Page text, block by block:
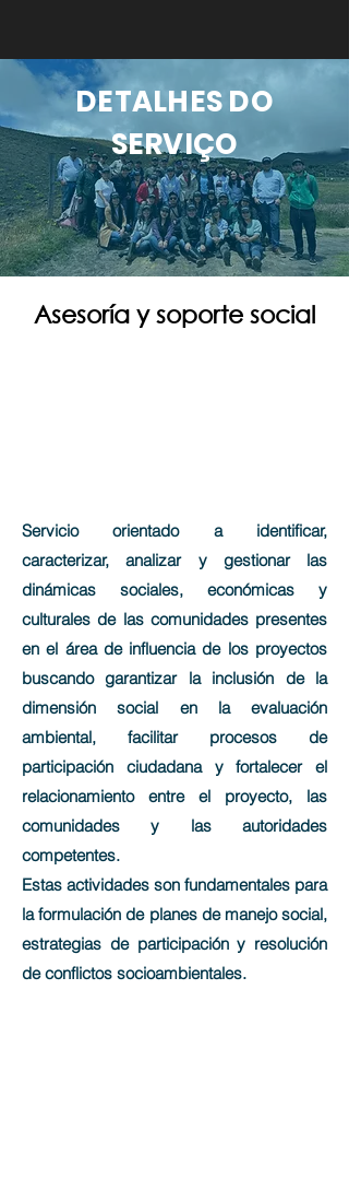
DETALHES DO
SERVIÇO
Asesoría y soporte social
Servicio orientado a identificar,
caracterizar, analizar y gestionar las
dinámicas sociales, económicas y
culturales de las comunidades presentes
en el área de influencia de los proyectos
buscando garantizar la inclusión de la
dimensión social en la evaluación
ambiental, facilitar procesos de
participación ciudadana y fortalecer el
relacionamiento entre el proyecto, las
comunidades y las autoridades
competentes.
Estas actividades son fundamentales para
la formulación de planes de manejo social,
estrategias de participación y resolución
de conflictos socioambientales.